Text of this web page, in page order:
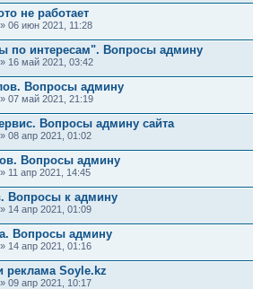
не работает
» 06 июн 2021, 11:28
по интересам". Вопросы админу
» 16 май 2021, 03:42
Вопросы админу
» 07 май 2021, 21:19
Вопросы админу сайта
» 08 апр 2021, 01:02
Вопросы админу
» 11 апр 2021, 14:45
Вопросы к админу
» 14 апр 2021, 01:09
Вопросы админу
» 14 апр 2021, 01:16
реклама Soyle.kz
» 09 апр 2021, 10:17